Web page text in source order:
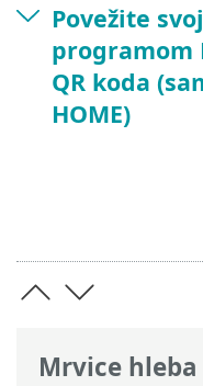
Mrvice hleba
Povežite
programom
QR koda
HOME)